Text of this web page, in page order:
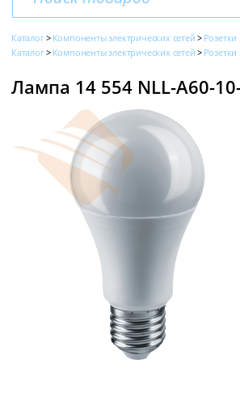
Каталог Компоненты электрических сетей
Каталог
Компоненты электрических сетей
Лампа 14 554 NLL-A60-